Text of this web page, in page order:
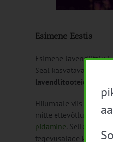
Esimene Eestis
Esimene lavendlitalu
Seal kasvatavad
lavendlitooteid
Hiiumaale viis neid
mitte ettevõtlust
pidamine. Sellel
tegevusalade